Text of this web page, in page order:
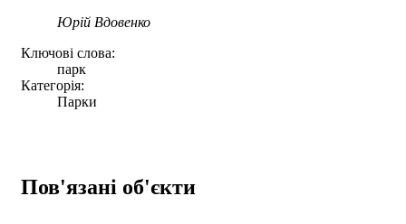
Юрій Вдовенко
Ключові слова:
парк
Категорія:
Парки
Пов'язані об'єкти